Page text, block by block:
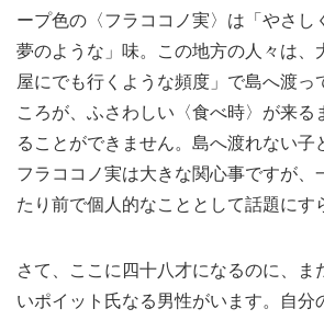
ープ色の〈フラココノ実〉は「やさし
夢のような」味。この地方の人々は、
屋にでも行くような頻度」で島へ渡っ
ころが、ふさわしい〈食べ時〉が来る
ることができません。島へ渡れない子
フラココノ実は大きな関心事ですが、
たり前で個人的なこととして話題にす
さて、ここに四十八才になるのに、ま
いポイット氏なる男性がいます。自分